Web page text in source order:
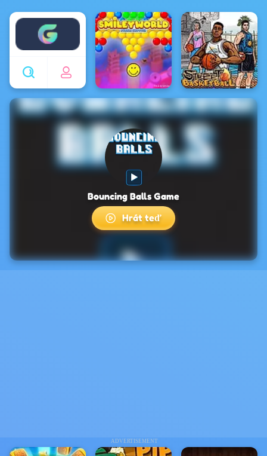
Enjoy4fun
ADVERTISEMENT
Bouncing Balls Game
Hrát teď